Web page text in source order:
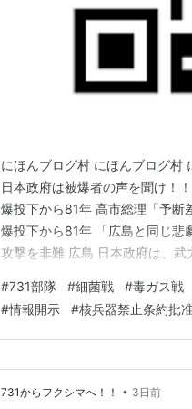
にほんブログ村 にほんブログ村
日本政府は被爆者の声を聞け！
爆投下から81年 高市総理「予断
爆投下から81年 「広島と同じ悲
攻撃を非難 広島 日本政府は、武
爆禁止佐世保市民会議など 市に
上げねば！！ 「核兵器廃絶…
#731部隊 #細菌戦 #毒ガス戦
#情報開示 #核兵器禁止条約批
731からフクシマへ！！ • 3日前